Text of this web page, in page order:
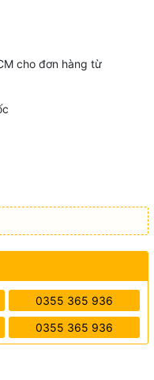
cho đơn hàng từ
0355 365 936
0355 365 936